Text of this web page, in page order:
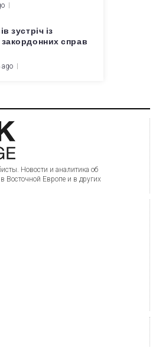
зустріч із
закордонних справ
ago
Новости и аналитика об
Восточной Европе и в других